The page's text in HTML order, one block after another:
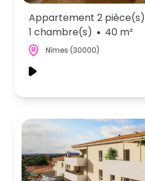
Appartement 2 pièce(s)
1 chambre(s)
40 m²
Nîmes (30000)